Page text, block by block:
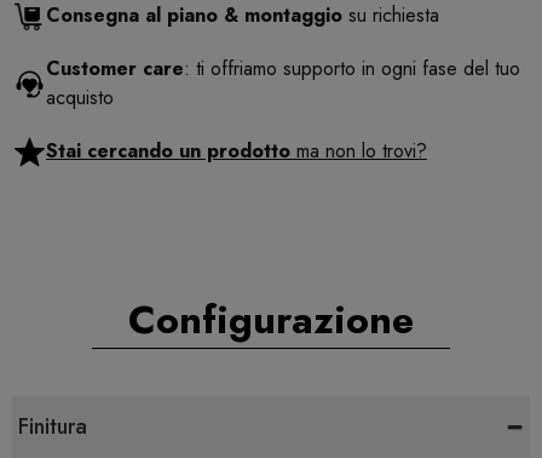
Consegna al piano & montaggio su richiesta
Customer care: ti offriamo supporto in ogni fase del tuo
acquisto
Stai cercando un prodotto ma non lo trovi?
Configurazione
Finitura -